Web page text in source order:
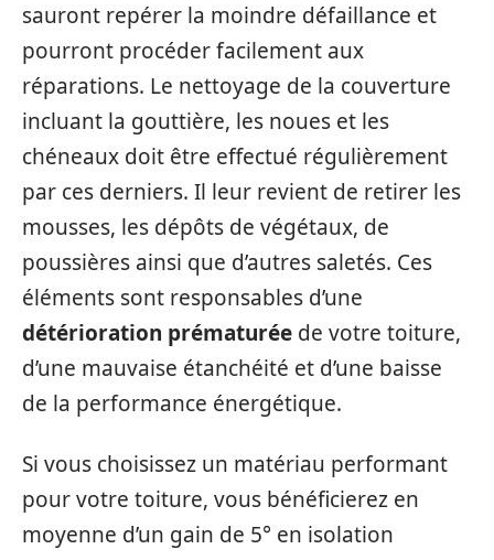
sauront repérer la moindre défaillance et
pourront procéder facilement aux
réparations. Le nettoyage de la couverture
incluant la gouttière, les noues et les
chéneaux doit être effectué régulièrement
par ces derniers. Il leur revient de retirer les
mousses, les dépôts de végétaux, de
poussières ainsi que d’autres saletés. Ces
éléments sont responsables d’une
détérioration prématurée de votre toiture,
d’une mauvaise étanchéité et d’une baisse
de la performance énergétique.
Si vous choisissez un matériau performant
pour votre toiture, vous bénéficierez en
moyenne d’un gain de 5° en isolation